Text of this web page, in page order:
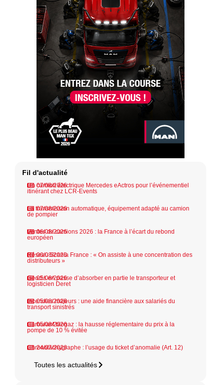
Fil d'actualité
07/08/2026
Un camion électrique Mercedes eActros pour l’événementiel
itinérant chez LCR-Events
07/08/2026
La transmission automatique, équipement adapté au camion
de pompier
06/08/2026
Ventes de camions 2026 : la France à l’écart du rebond
européen
06/08/2026
Réseau Scania France : « On assiste à une concentration des
distributeurs »
05/08/2026
Geodis en passe d’absorber en partie le transporteur et
logisticien Deret
05/08/2026
Incendies majeurs : une aide financière aux salariés du
transport sinistrés
05/08/2026
Carburant biogaz : la hausse réglementaire du prix à la
pompe de 10 % évitée
24/07/2026
Chronotachygraphe : l’usage du ticket d’anomalie (Art. 12)
Toutes les actualités